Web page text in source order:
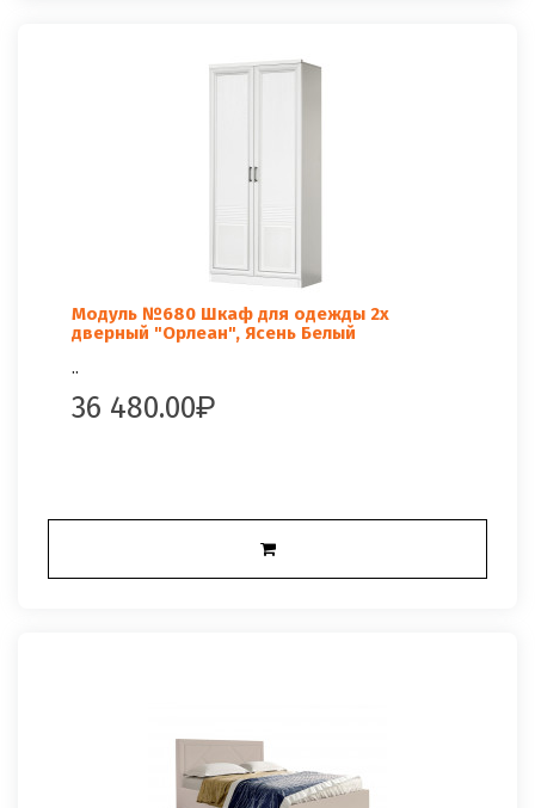
Модуль №680 Шкаф для одежды 2х
дверный "Орлеан", Ясень Белый
..
36 480.00